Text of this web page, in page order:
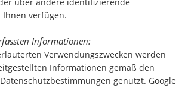
verfügen.
Informationen:
Verwendungszwecken werden
Informationen gemäß den
genutzt. Google